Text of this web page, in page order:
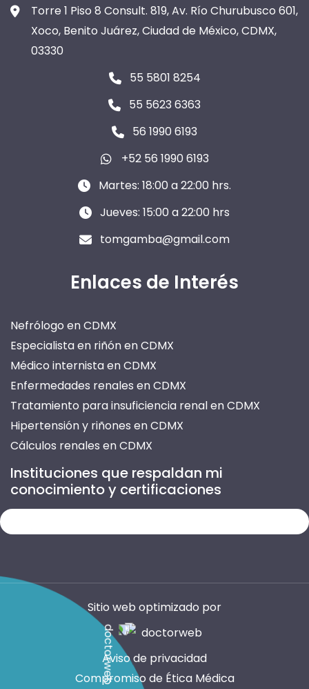
Torre 1 Piso 8 Consult. 819, Av. Río Churubusco 601,
Xoco, Benito Juárez, Ciudad de México, CDMX,
03330
55 5801 8254
55 5623 6363
56 1990 6193
+52 56 1990 6193
Martes: 18:00 a 22:00 hrs.
Jueves: 15:00 a 22:00 hrs
tomgamba@gmail.com
Enlaces de Interés
Nefrólogo en CDMX
Especialista en riñón en CDMX
Médico internista en CDMX
Enfermedades renales en CDMX
Tratamiento para insuficiencia renal en CDMX
Hipertensión y riñones en CDMX
Cálculos renales en CDMX
Prevención de enfermedades renales en CDMX
Atención para insuficiencia renal en CDMX
Tratamiento de nefritis en CDMX
Médico especialista en riñones en CDMX
Evaluación de función renal en CDMX
Daño renal por diabetes en CDMX
Control de presión arterial en CDMX
Glomerulonefritis en CDMX
Instituciones que respaldan mi
conocimiento y certificaciones
Sitio web optimizado por
Aviso de privacidad
Compromiso de Ética Médica